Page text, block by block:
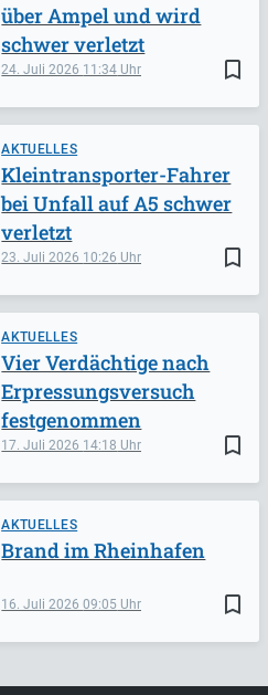
bookmark_border
24. Juli 2026 11:34
über Ampel und wird
schwer verletzt
AKTUELLES
bookmark_border
23. Juli 2026 10:26
Kleintransporter-Fahrer
bei Unfall auf A5 schwer
verletzt
AKTUELLES
bookmark_border
17. Juli 2026 14:18
Vier Verdächtige nach
Erpressungsversuch
festgenommen
AKTUELLES
bookmark_border
16. Juli 202609:05
Brand im Rheinhafen